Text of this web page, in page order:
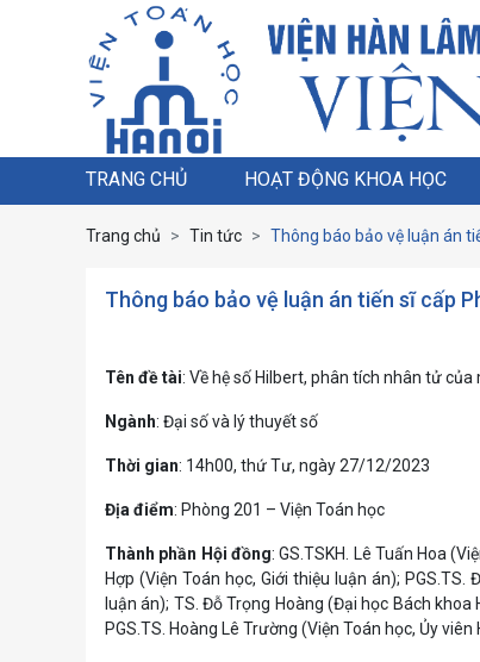
TRANG CHỦ HOẠT ĐỘNG KHOA HỌC
Trang chủ Tin tức Thông báo bảo vệ luận án
Thông báo bảo vệ luận án tiến sĩ cấp
Tên đề tài: Về hệ số Hilbert, phân tích nhân tử
Ngành: Đại số và lý thuyết số
Thời gian: 14h00, thứ Tư, ngày 27/12/2023
Địa điểm: Phòng 201 – Viện Toán học
Thành phần Hội đồng: GS.TSKH. Lê Tuấn Hoa
Hợp (Viện Toán học, Giới thiệu luận án);
luận án); TS. Đỗ Trọng Hoàng (Đại học Bách khoa
PGS.TS. Hoàng Lê Trường (Viện Toán học, Ủy viên